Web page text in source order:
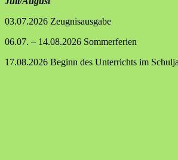
03.07.2026 Zeugnisausgabe
06.07. – 14.08.2026 Sommerferien
17.08.2026 Beginn des Unterrichts im